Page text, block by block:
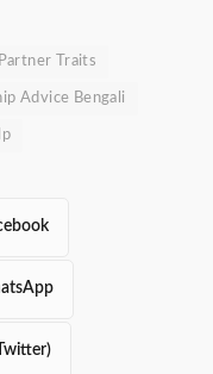
Traits
Advice Bengali